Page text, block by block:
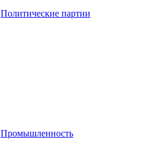
Политические партии
Промышленность